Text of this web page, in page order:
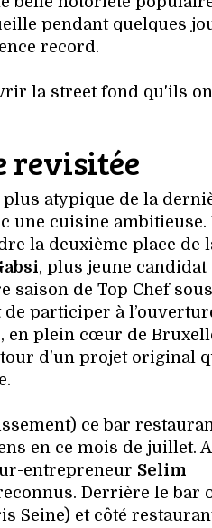
pendant quelques
record.
la street fond qu'ils
revisitée
atypique de la
une cuisine ambitieuse.
la deuxième place de
, plus jeune candidat
saison de Top Chef
participer à
en plein cœur de
d'un projet original
ce bar
en ce mois de juillet.
entrepreneur Selim
Derrière le bar
Seine) et côté